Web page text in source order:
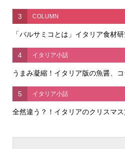
3 COLUMN
「バルサミコとは」イタリア食材
4 イタリア小話
うまみ凝縮！イタリア版の魚醤、
5 イタリア小話
全然違う？！イタリアのクリスマス